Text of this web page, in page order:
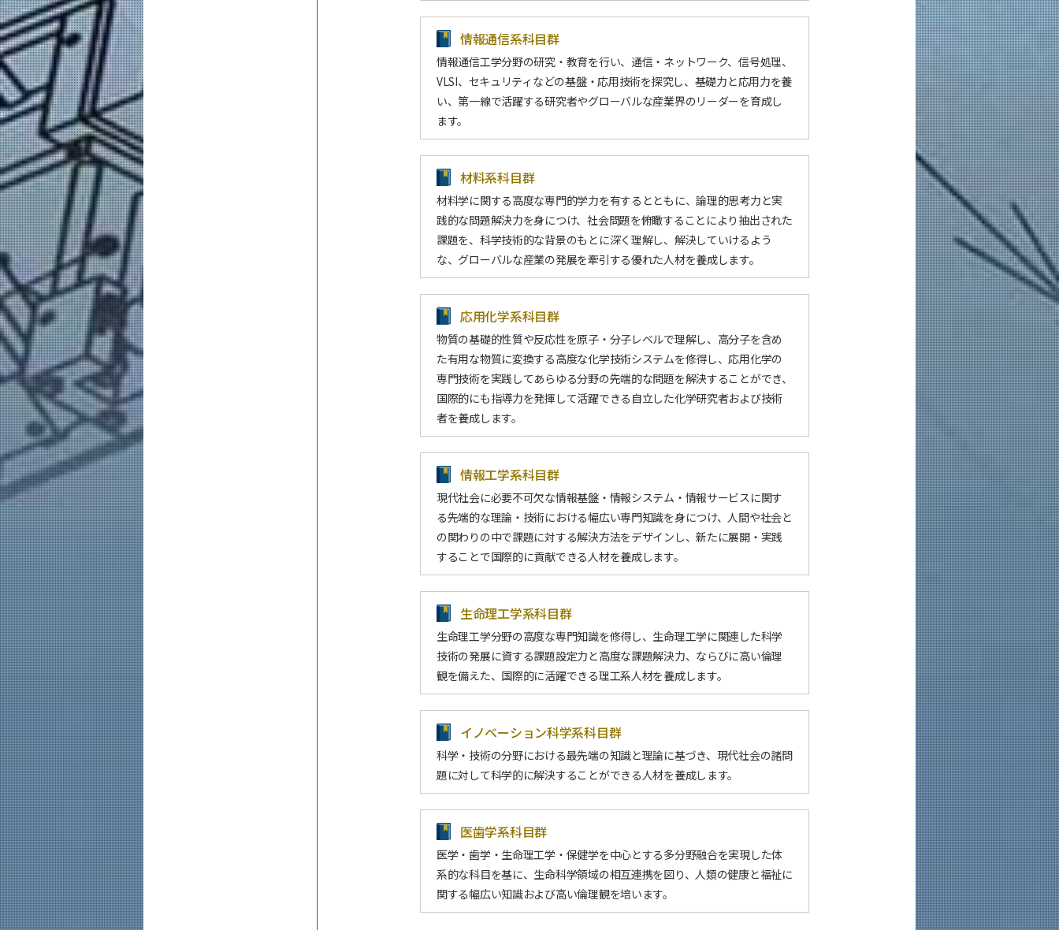
情報通信系科目群
情報通信工学分野の研究・教育を行い、通信・ネットワーク、信号処理、
VLSI、セキュリティなどの基盤・応用技術を探究し、基礎力と応用力を養
い、第一線で活躍する研究者やグローバルな産業界のリーダーを育成し
ます。
材料系科目群
材料学に関する高度な専門的学力を有するとともに、論理的思考力と実
践的な問題解決力を身につけ、社会問題を俯瞰することにより抽出された
課題を、科学技術的な背景のもとに深く理解し、解決していけるよう
な、グローバルな産業の発展を牽引する優れた人材を養成します。
応用化学系科目群
物質の基礎的性質や反応性を原子・分子レベルで理解し、高分子を含め
た有用な物質に変換する高度な化学技術システムを修得し、応用化学の
専門技術を実践してあらゆる分野の先端的な問題を解決することができ、
国際的にも指導力を発揮して活躍できる自立した化学研究者および技術
者を養成します。
情報工学系科目群
現代社会に必要不可欠な情報基盤・情報システム・情報サービスに関す
る先端的な理論・技術における幅広い専門知識を身につけ、人間や社会と
の関わりの中で課題に対する解決方法をデザインし、新たに展開・実践
することで国際的に貢献できる人材を養成します。
生命理工学系科目群
生命理工学分野の高度な専門知識を修得し、生命理工学に関連した科学
技術の発展に資する課題設定力と高度な課題解決力、ならびに高い倫理
観を備えた、国際的に活躍できる理工系人材を養成します。
イノベーション科学系科目群
科学・技術の分野における最先端の知識と理論に基づき、現代社会の諸問
題に対して科学的に解決することができる人材を養成します。
医歯学系科目群
医学・歯学・生命理工学・保健学を中心とする多分野融合を実現した体
系的な科目を基に、生命科学領域の相互連携を図り、人類の健康と福祉に
関する幅広い知識および高い倫理観を培います。